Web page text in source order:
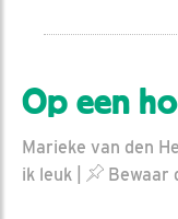
Op een
Marieke van den
ik leuk
Bewaar